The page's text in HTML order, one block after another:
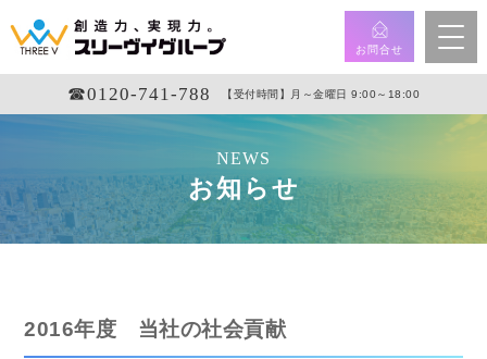
お問合せ
☎︎0120-741-788 【受付時間】月～金曜日 9:00～18:00
NEWS
お知らせ
2016年度 当社の社会貢献